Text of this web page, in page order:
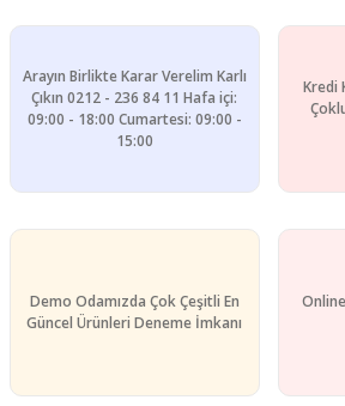
Arayın Birlikte Karar Verelim Karlı
Çıkın 0212 - 236 84 11 Hafa içi:
09:00 - 18:00 Cumartesi: 09:00 -
15:00
Kredi
Demo Odamızda Çok Çeşitli En
Güncel Ürünleri Deneme İmkanı